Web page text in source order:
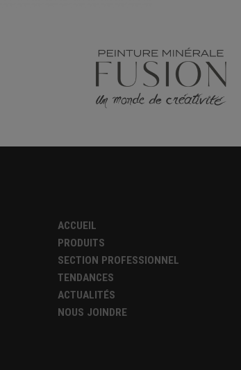
ACCUEIL
PRODUITS
SECTION PROFESSIONNEL
TENDANCES
ACTUALITÉS
NOUS JOINDRE